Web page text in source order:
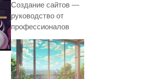
Создание сайтов —
руководство от
профессионалов